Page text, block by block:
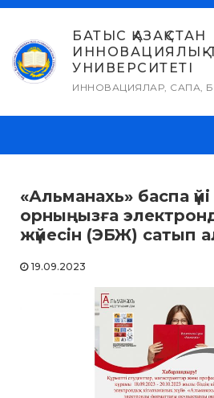
Skip
content
БАТЫС ҚАЗАҚСТАН
ИННОВАЦИЯЛЫҚ-
УНИВЕРСИТЕТІ
ИННОВАЦИЯЛАР, САПА,
«Альманахь» баспа
орныңызға
жүйесін (ЭБЖ) сатып
19.09.2023